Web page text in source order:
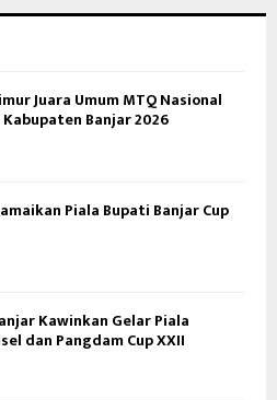
H
Juara Umum MTQ Nasional
Banjar 2026
Piala Bupati Banjar Cup
Kawinkan Gelar Piala
dan Pangdam Cup XXII